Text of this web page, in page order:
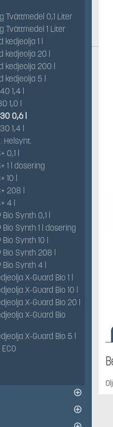
Tvättmedel 0,1 Liter
Tvättmedel 1 Liter
1 l
20 l
kedjeolja 200 l
5 l
1,4 l
1,0 l
0,6 l
1,4 l
Helsynt.
l
1 l dosering
l
208 l
4 l
Synth 0,1 l
Synth 1 l dosering
Synth 10 l
Synth 208 l
Synth 4 l
X-Guard Bio 1 l
X-Guard Bio 10 l
X-Guard Bio 20 l
X-Guard Bio
X-Guard Bio 5 l